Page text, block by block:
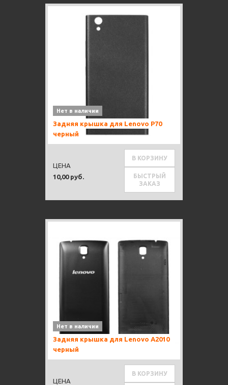
Нет в наличии
Задняя крышка для Lenovo P70
черный
10,00 руб.
ЦЕНА
В КОРЗИНУ
БЫСТРЫЙ
ЗАКАЗ
Нет в наличии
Задняя крышка для Lenovo A2010
черный
ЦЕНА
В КОРЗИНУ